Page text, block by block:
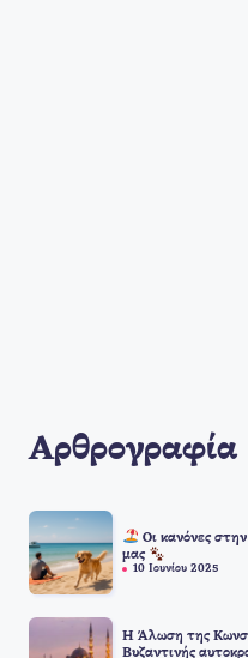
Αρθρογραφία
Οι κανόνες
μας
10 Ιουνίου 2025
Η Άλωση της
Βυζαντινής